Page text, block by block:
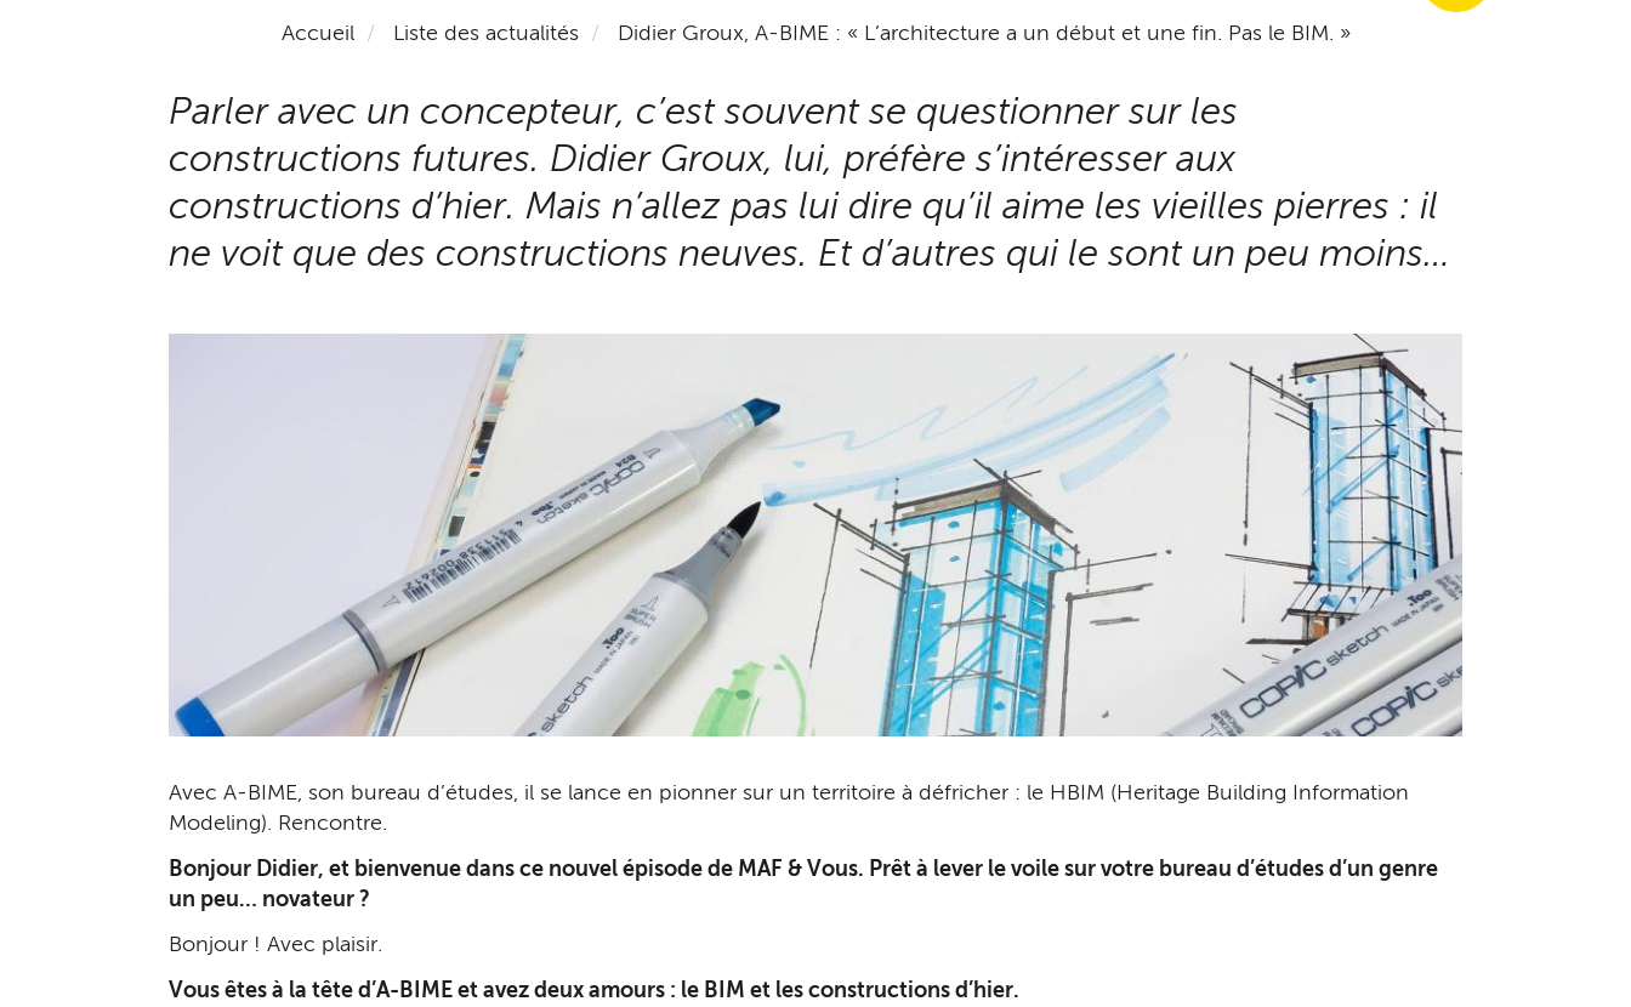
Accueil Liste des actualités Didier Groux, A-BIME : « L’architecture a un début et une fin. Pas le BIM. »
Parler avec un concepteur, c’est souvent se questionner sur les
constructions futures. Didier Groux, lui, préfère s’intéresser aux
constructions d’hier. Mais n’allez pas lui dire qu’il aime les vieilles pierres : il
ne voit que des constructions neuves. Et d’autres qui le sont un peu moins…
Avec A-BIME, son bureau d’études, il se lance en pionner sur un territoire à défricher : le HBIM (Heritage Building Information
Modeling). Rencontre.
Bonjour Didier, et bienvenue dans ce nouvel épisode de MAF & Vous. Prêt à lever le voile sur votre bureau d’études d’un genre
un peu… novateur ?
Bonjour ! Avec plaisir.
Vous êtes à la tête d’A-BIME et avez deux amours : le BIM et les constructions d’hier.